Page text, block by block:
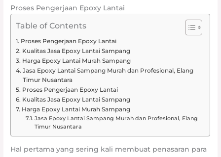
Proses Pengerjaan Epoxy Lantai
Table of Contents
Proses Pengerjaan Epoxy Lantai
Kualitas Jasa Epoxy Lantai Sampang
Harga Epoxy Lantai Murah Sampang
Jasa Epoxy Lantai Sampang Murah dan Profesional, Elang
Timur Nusantara
Proses Pengerjaan Epoxy Lantai
Kualitas Jasa Epoxy Lantai Sampang
Harga Epoxy Lantai Murah Sampang
Jasa Epoxy Lantai Sampang Murah dan Profesional, Elang
Timur Nusantara
Hal pertama yang sering kali membuat penasaran para